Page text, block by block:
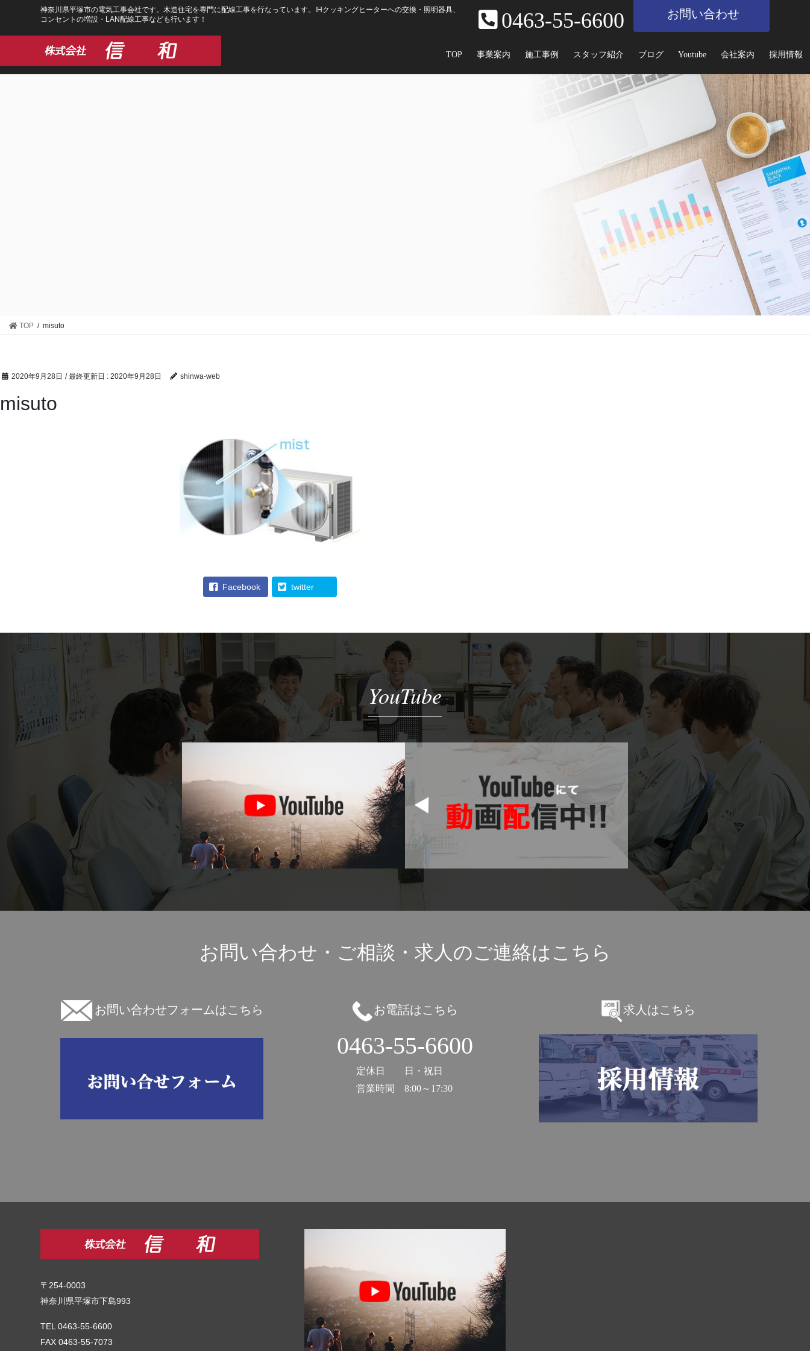
テ
ツ
ゲ
シ
神奈川県平塚市の電気工事会社です。木造住宅を専門に配線工事を行なっています。IHクッキングヒーターへの交換・照明器具、
コンセントの増設・LAN配線工事なども行います！
0463-55-6600 お問い合わせ
TOP 事業案内 施工事例 スタッフ紹介 ブログ Youtube 会社案内 採用情報
TOP misuto
2020年9月28日 / 最終更新日 : 2020年9月28日 shinwa-web
misuto
Facebook twitter
YouTube
お問い合わせ・ご相談・ 求人のご連絡はこちら
お問い合わせフォームはこちら お電話はこちら
0463-55-6600
定休日
日・祝日
営業時間
8:00～17:30
求人はこちら
〒254-0003
神奈川県平塚市下島993
TEL 0463-55-6600
FAX 0463-55-7073